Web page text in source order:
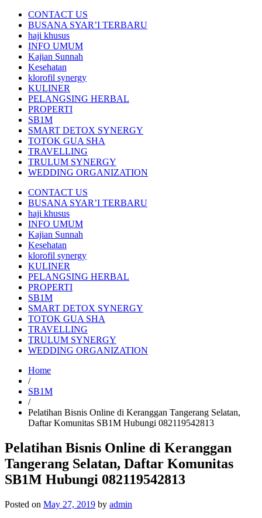
CONTACT US
BUSANA SYAR’I TERBARU
haji khusus
INFO UMUM
Kajian Sunnah
Kesehatan
klorofil synergy
KULINER
PELANGSING HERBAL
PROPERTI
SB1M
SMART DETOX SYNERGY
TOTOK GUA SHA
TRAVELLING
TRULUM SYNERGY
WEDDING ORGANIZATION
CONTACT US
BUSANA SYAR’I TERBARU
haji khusus
INFO UMUM
Kajian Sunnah
Kesehatan
klorofil synergy
KULINER
PELANGSING HERBAL
PROPERTI
SB1M
SMART DETOX SYNERGY
TOTOK GUA SHA
TRAVELLING
TRULUM SYNERGY
WEDDING ORGANIZATION
Home
/
SB1M
/
Pelatihan Bisnis Online di Keranggan Tangerang Selatan,
Daftar Komunitas SB1M Hubungi 082119542813
Pelatihan Bisnis Online di Keranggan
Tangerang Selatan, Daftar Komunitas
SB1M Hubungi 082119542813
Posted on May 27, 2019 by admin